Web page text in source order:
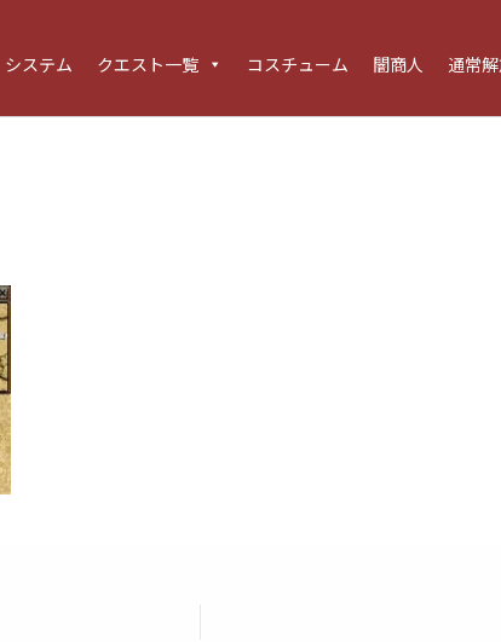
システム クエスト一覧 コスチューム 闇商人 通常